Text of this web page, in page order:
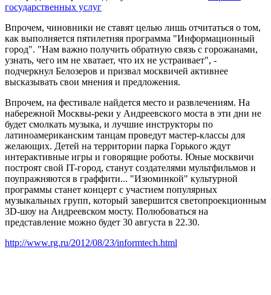
государственных услуг
Впрочем, чиновники не ставят целью лишь отчитаться о том,
как выполняется пятилетняя программа "Информационный
город". "Нам важно получить обратную связь с горожанами,
узнать, чего им не хватает, что их не устраивает", -
подчеркнул Белозеров и призвал москвичей активнее
высказывать свои мнения и предложения.
Впрочем, на фестивале найдется место и развлечениям. На
набережной Москвы-реки у Андреевского моста в эти дни не
будет смолкать музыка, и лучшие инструкторы по
латиноамериканским танцам проведут мастер-классы для
желающих. Детей на территории парка Горького ждут
интерактивные игры и говорящие роботы. Юные москвичи
построят свой IT-город, станут создателями мультфильмов и
поупражняются в граффити... "Изюминкой" культурной
программы станет концерт с участием популярных
музыкальных групп, который завершится светопроекционным
3D-шоу на Андреевском мосту. Полюбоваться на
представление можно будет 30 августа в 22.30.
http://www.rg.ru/2012/08/23/informtech.html